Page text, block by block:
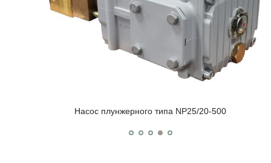
Насос плунжерного типа NP25/20-500